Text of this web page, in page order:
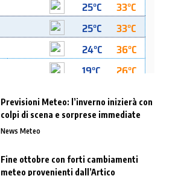
Previsioni Meteo: l’inverno inizierà con
colpi di scena e sorprese immediate
News Meteo
Fine ottobre con forti cambiamenti
meteo provenienti dall’Artico